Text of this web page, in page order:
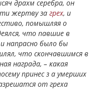
драхм серебра, он
жертву за грех, и
помышляя о
что павшие в
напрасно было бы
что скончавшимся в
награда, – какая
принес з a умерших
от греха